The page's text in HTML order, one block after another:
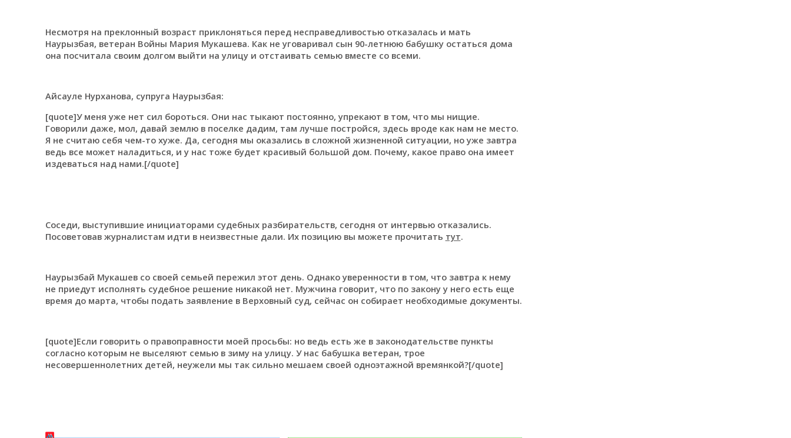
Несмотря на преклонный возраст приклоняться перед несправедливостью отказалась и мать
Наурызбая, ветеран Войны Мария Мукашева. Как не уговаривал сын 90-летнюю бабушку остаться дома
она посчитала своим долгом выйти на улицу и отстаивать семью вместе со всеми.
Айсауле Нурханова, супруга Наурызбая:
[quote]У меня уже нет сил бороться. Они нас тыкают постоянно, упрекают в том, что мы нищие.
Говорили даже, мол, давай землю в поселке дадим, там лучше постройся, здесь вроде как нам не место.
Я не считаю себя чем-то хуже. Да, сегодня мы оказались в сложной жизненной ситуации, но уже завтра
ведь все может наладиться, и у нас тоже будет красивый большой дом. Почему, какое право она имеет
издеваться над нами.[/quote]
Соседи, выступившие инициаторами судебных разбирательств, сегодня от интервью отказались.
Посоветовав журналистам идти в неизвестные дали. Их позицию вы можете прочитать тут.
Наурызбай Мукашев со своей семьей пережил этот день. Однако уверенности в том, что завтра к нему
не приедут исполнять судебное решение никакой нет. Мужчина говорит, что по закону у него есть еще
время до марта, чтобы подать заявление в Верховный суд, сейчас он собирает необходимые документы.
[quote]Если говорить о правоправности моей просьбы: но ведь есть же в законодательстве пункты
согласно которым не выселяют семью в зиму на улицу. У нас бабушка ветеран, трое
несовершеннолетних детей, неужели мы так сильно мешаем своей одноэтажной времянкой?[/quote]